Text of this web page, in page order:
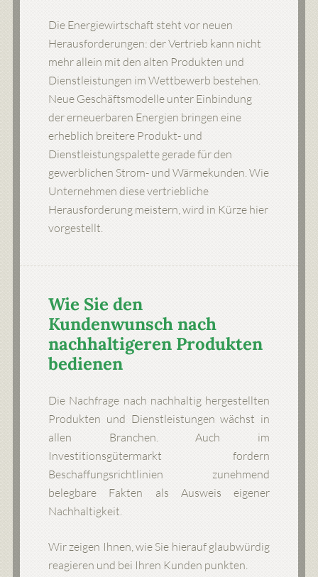
Die Energiewirtschaft steht vor neuen
Herausforderungen: der Vertrieb kann nicht
mehr allein mit den alten Produkten und
Dienstleistungen im Wettbewerb bestehen.
Neue Geschäftsmodelle unter Einbindung
der erneuerbaren Energien bringen eine
erheblich breitere Produkt- und
Dienstleistungspalette gerade für den
gewerblichen Strom- und Wärmekunden. Wie
Unternehmen diese vertriebliche
Herausforderung meistern, wird in Kürze hier
vorgestellt.
Wie Sie den
Kundenwunsch nach
nachhaltigeren Produkten
bedienen
Die Nachfrage nach nachhaltig hergestellten
Produkten und Dienstleistungen wächst in
allen Branchen. Auch im
Investitionsgütermarkt fordern
Beschaffungsrichtlinien zunehmend
belegbare Fakten als Ausweis eigener
Nachhaltigkeit.
Wir zeigen Ihnen, wie Sie hierauf glaubwürdig
reagieren und bei Ihren Kunden punkten.